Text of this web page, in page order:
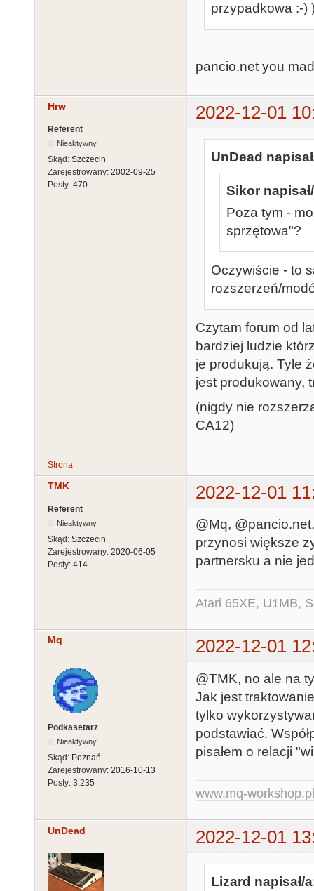
przypadkowa :-)
pancio.net you
Hrw 2022-12-01
Referent
Nieaktywny
Skąd: Szczecin
Zarejestrowany: 2002-09-25
Posty: 470
UnDead
Sikor
Poza tym -
sprzętowa"?
Oczywiście - to
rozszerzeń/
Czytam forum od
bardziej ludzie
je produkują. Tyle
jest produkowany,
(nigdy nie
CA12)
Strona
TMK 2022-12-01
Referent
Nieaktywny
Skąd: Szczecin
Zarejestrowany: 2020-06-05
Posty: 414
@Mq,
przynosi większe
partnersku a nie
Atari 65XE, U1MB,
Mq 2022-12-01
Podkasetarz
Nieaktywny
Skąd: Poznań
Zarejestrowany: 2016-10-13
Posty: 3,235
@TMK, no ale na
Jak jest
tylko
podstawiać.
pisałem o relacji
www.mq-workshop.pl
UnDead 2022-12-01
Lizard napisał/